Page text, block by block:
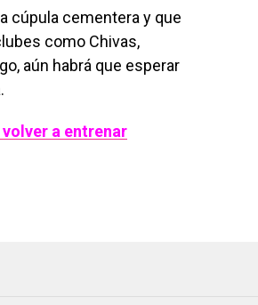
cúpula cementera y que
como Chivas,
aún habrá que esperar
a entrenar